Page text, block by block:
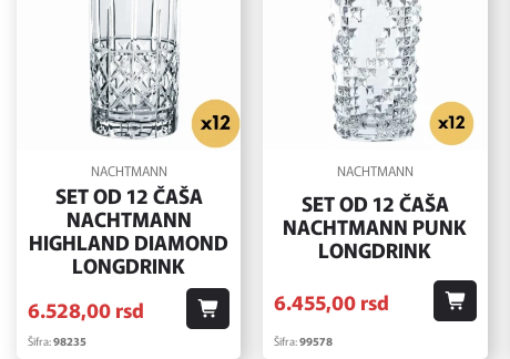
NACHTMANN
SET OD 12 ČAŠA
NACHTMANN
HIGHLAND DIAMOND
LONGDRINK
6.528,00rsd
Šifra:98235
NACHTMANN
SET OD 12 ČAŠA
NACHTMANN PUNK
LONGDRINK
6.455,00rsd
Šifra:99578